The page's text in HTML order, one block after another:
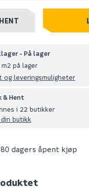
- På lager
m2 på lager
og leveringsmuligheter
& Hent
i 22 butikker
din butikk
dagers åpent kjøp